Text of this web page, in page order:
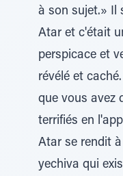
à son sujet.» Il
Atar et c'était
perspicace et
révélé et
que vous avez
terrifiés en
Atar se rendit
yechiva qui